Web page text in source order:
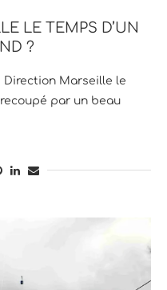
LE TEMPS D’UN
?
Direction Marseille le
par un beau